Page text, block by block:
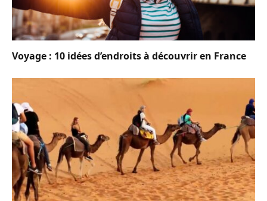
Voyage : 10 idées d’endroits à découvrir en France